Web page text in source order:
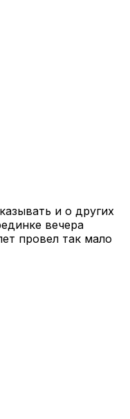
и о других
вечера
провел так мало